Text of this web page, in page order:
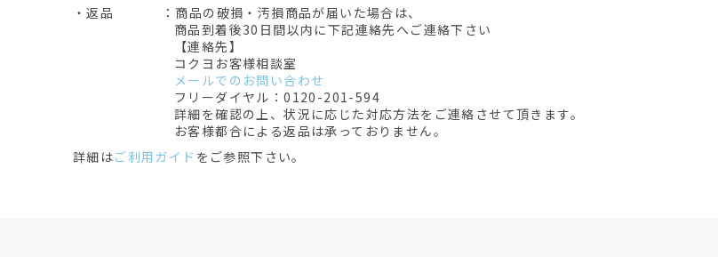
・返品
：商品の破損・汚損商品が届いた場合は、
商品到着後30日間以内に下記連絡先へご連絡下さい
【連絡先】
コクヨお客様相談室
メールでのお問い合わせ
フリーダイヤル：0120-201-594
詳細を確認の上、状況に応じた対応方法をご連絡させて頂きます。
お客様都合による返品は承っておりません。
詳細はご利用ガイド をご参照下さい。